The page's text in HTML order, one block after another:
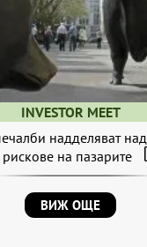
INVESTOR MEET
надделяват над
на пазарите
ВИЖ ОЩЕ